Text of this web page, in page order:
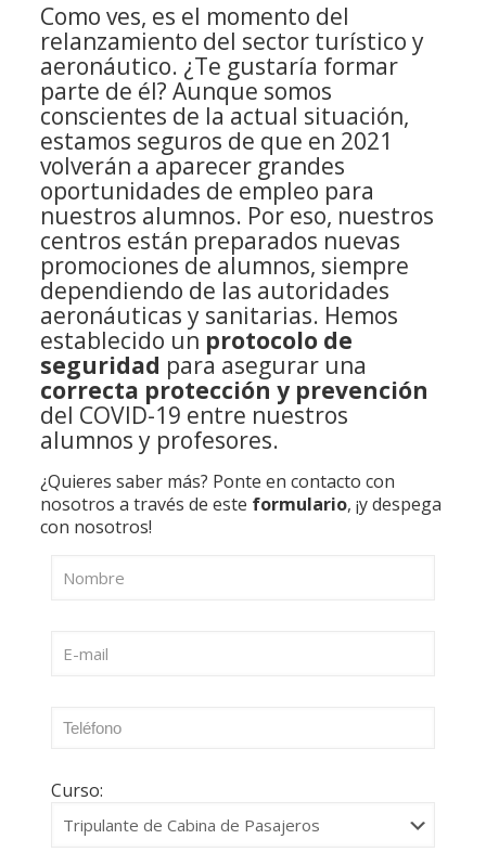
Como ves, es el momento del
relanzamiento del sector turístico y
aeronáutico. ¿Te gustaría formar
parte de él? Aunque somos
conscientes de la actual situación,
estamos seguros de que en 2021
volverán a aparecer grandes
oportunidades de empleo para
nuestros alumnos. Por eso, nuestros
centros están preparados nuevas
promociones de alumnos, siempre
dependiendo de las autoridades
aeronáuticas y sanitarias. Hemos
establecido un protocolo de
seguridad para asegurar una
correcta protección y prevención
del COVID-19 entre nuestros
alumnos y profesores.
¿Quieres saber más? Ponte en contacto con
nosotros a través de este formulario, ¡y despega
con nosotros!
Curso: